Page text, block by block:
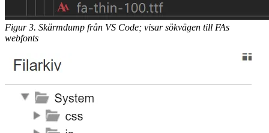
Figur 3. Skärmdump från VS Code; visar sökvägen till FAs
webfonts